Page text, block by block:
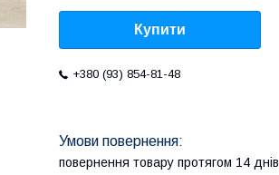
Купити
+380 (93) 854-81-48
повернення товару протягом 14 днів